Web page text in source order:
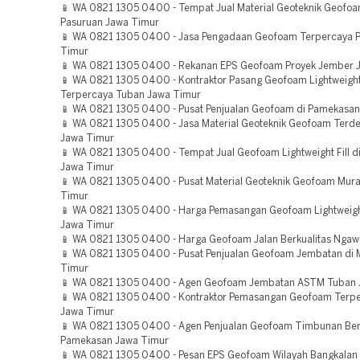
📱 WA 0821 1305 0400 - Tempat Jual Material Geoteknik
Pasuruan Jawa Timur
📱 WA 0821 1305 0400 - Jasa Pengadaan Geofoam Terpercaya
Timur
📱 WA 0821 1305 0400 - Rekanan EPS Geofoam Proyek Jember
📱 WA 0821 1305 0400 - Kontraktor Pasang Geofoam
Terpercaya Tuban Jawa Timur
📱 WA 0821 1305 0400 - Pusat Penjualan Geofoam di
📱 WA 0821 1305 0400 - Jasa Material Geoteknik Geofoam
Jawa Timur
📱 WA 0821 1305 0400 - Tempat Jual Geofoam Lightweight Fill
Jawa Timur
📱 WA 0821 1305 0400 - Pusat Material Geoteknik Geofoam
Timur
📱 WA 0821 1305 0400 - Harga Pemasangan Geofoam
Jawa Timur
📱 WA 0821 1305 0400 - Harga Geofoam Jalan Berkualitas
📱 WA 0821 1305 0400 - Pusat Penjualan Geofoam Jembatan di
Timur
📱 WA 0821 1305 0400 - Agen Geofoam Jembatan ASTM Tuban
📱 WA 0821 1305 0400 - Kontraktor Pemasangan Geofoam
Jawa Timur
📱 WA 0821 1305 0400 - Agen Penjualan Geofoam Timbunan
Pamekasan Jawa Timur
📱 WA 0821 1305 0400 - Pesan EPS Geofoam Wilayah